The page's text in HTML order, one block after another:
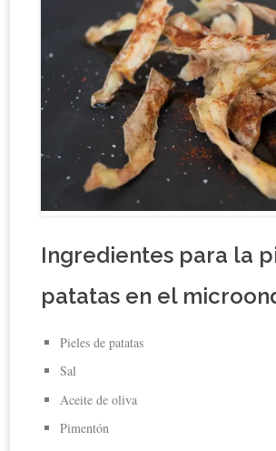
Ingredientes para la
patatas en el
Pieles de patatas
Sal
Aceite de oliva
Pimentón